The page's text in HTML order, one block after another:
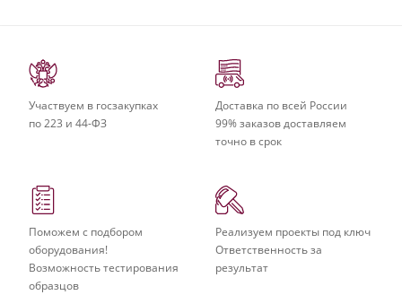
Участвуем в госзакупках
по 223 и 44-ФЗ
Доставка по всей России
99% заказов доставляем
точно в срок
Поможем с подбором
оборудования!
Возможность тестирования
образцов
Реализуем проекты под ключ
Ответственность за
результат